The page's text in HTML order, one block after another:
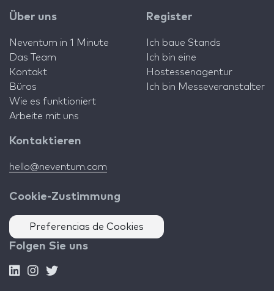
Über uns
Neventum in 1 Minute
Das Team
Kontakt
Büros
Wie es funktioniert
Arbeite mit uns
Register
Ich baue Stands
Ich bin eine
Hostessenagentur
Ich bin Messeveranstalter
Kontaktieren
hello@neventum.com
Cookie-Zustimmung
Preferencias de Cookies
Folgen Sie uns